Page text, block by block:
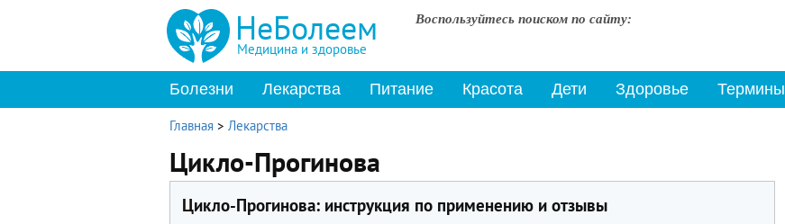
НеБолеем
Медицина и здоровье
Воспользуйтесь поиском по сайту:
Болезни Лекарства Питание Красота Дети Здоровье Термины
Главная > Лекарства
Цикло-Прогинова
Цикло-Прогинова: инструкция по применению и отзывы